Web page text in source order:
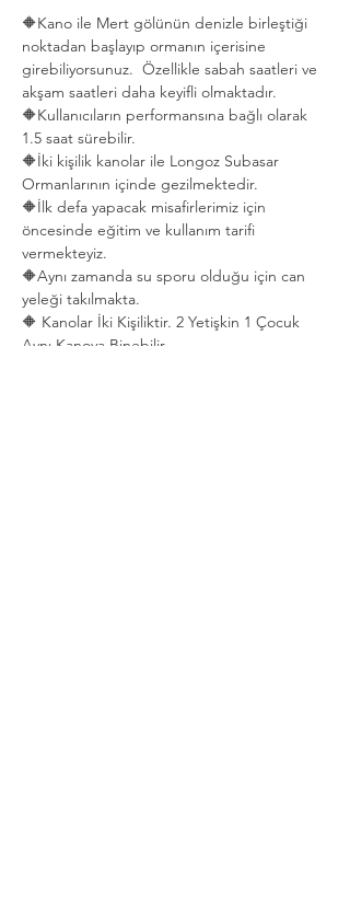
🔶Kano ile Mert gölünün denizle birleştiği
noktadan başlayıp ormanın içerisine
girebiliyorsunuz.  Özellikle sabah saatleri ve
akşam saatleri daha keyifli olmaktadır.
🔶Kullanıcıların performansına bağlı olarak
1.5 saat sürebilir.
🔶İki kişilik kanolar ile Longoz Subasar
Ormanlarının içinde gezilmektedir.
🔶İlk defa yapacak misafirlerimiz için
öncesinde eğitim ve kullanım tarifi
vermekteyiz.
🔶Aynı zamanda su sporu olduğu için can
yeleği takılmakta.
🔶 Kanolar İki Kişiliktir. 2 Yetişkin 1 Çocuk
Aynı Kanoya Binebilir.